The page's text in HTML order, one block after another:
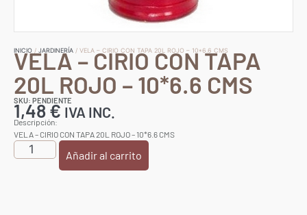
INICIO / JARDINERÍA / VELA – CIRIO CON TAPA 20L ROJO – 10*6.6 CMS
VELA – CIRIO CON TAPA
20L ROJO – 10*6.6 CMS
SKU: PENDIENTE
1,48€ IVA INC.
Descripción:
VELA – CIRIO CON TAPA 20L ROJO – 10*6.6 CMS
Añadir al carrito